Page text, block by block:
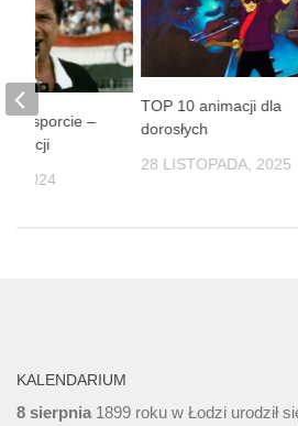
TOP 10 animacji dla
dorosłych
28 LISTOPADA, 2025
o sporcie –
2024
KALENDARIUM
8 sierpnia 1899 roku w Łodzi urodził